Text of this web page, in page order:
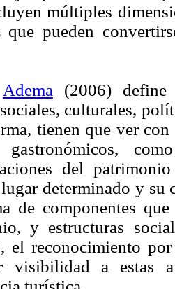
múltiples
pueden
Adema (2006) define
culturales,
tienen que ver
gastronómicos,
del
determinado y su
de componentes
y estructuras
el reconocimiento
visibilidad a estas